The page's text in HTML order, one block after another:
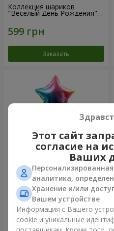
Коллекция шариков
"Веселый День Рождения" -
7 шариков
Заказать
Фонтан шаров "Arcobaleno"
Заказать
Этот сайт
согласие на
Ваших
аналитика,
Хранение и/или
Вашем устройстве
Информация с Вашего
cookie и уникальные